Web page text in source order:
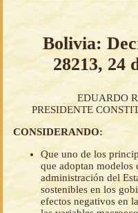
Bolivia:
28213, 24
EDUARDO
PRESIDENTE
CONSIDERANDO:
Que uno de los
que adoptan modelos
administración del
sostenibles en los
efectos negativos en